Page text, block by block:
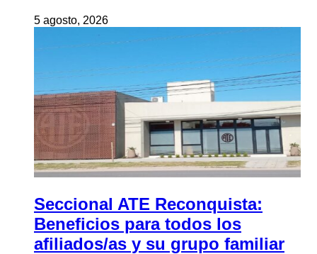
5 agosto, 2026
Seccional ATE Reconquista:
Beneficios para todos los
afiliados/as y su grupo familiar